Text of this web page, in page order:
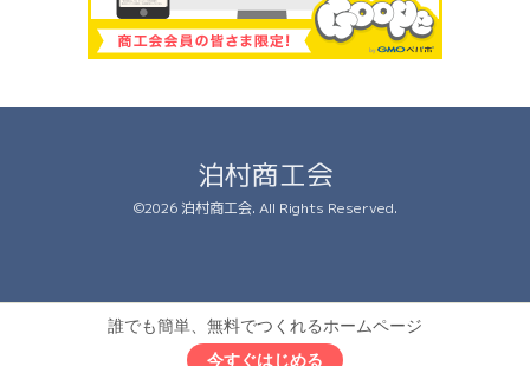
泊村商工会
©2026泊村商工会. All Rights Reserved.
誰でも簡単、無料でつくれるホームページ
今すぐはじめる